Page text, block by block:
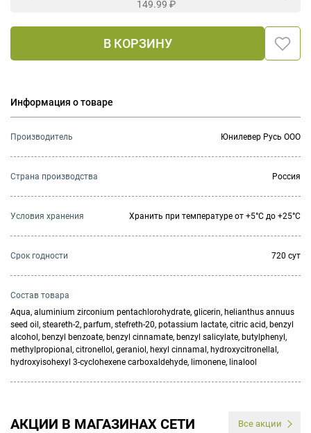
149.99 ₽
В КОРЗИНУ
Информация о товаре
Производитель Юнилевер Русь ООО
Страна производства Россия
Условия хранения Хранить при температуре от +5°С до +25°С
Cрок годности 720 сут
Состав товара
Aqua, aluminium zirconium pentachlorohydrate, glicerin, helianthus annuus
seed oil, steareth-2, parfum, stefreth-20, potassium lactate, citric acid, benzyl
alcohol, benzyl benzoate, benzyl cinnamate, benzyl salicylate, butylphenyl,
methylpropional, citronellol, geraniol, hexyl cinnamal, hydroxycitronellal,
hydroxyisohexyl 3-cyclohexene carboxaldehyde, limonene, linalool
АКЦИИ В МАГАЗИНАХ СЕТИ Все акции